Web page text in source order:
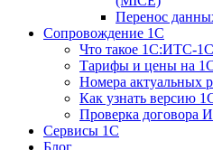
Перенос
Сопровождение 1С
Что такое 1С:ИТС-
Тарифы и цены на
Номера актуальных
Как узнать версию
Проверка договора
Сервисы 1С
Блог